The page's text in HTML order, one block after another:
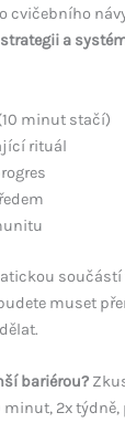
cvičebního
strategii a
minut stačí)
rituál
součástí
muset
bariérou?
minut, 2x